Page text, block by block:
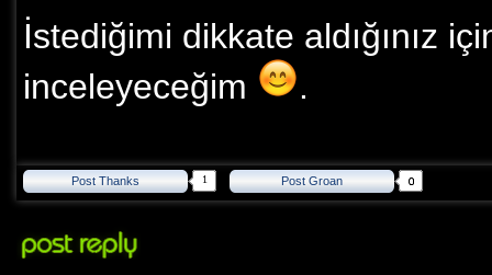
İstediğimi dikkate aldığınız
inceleyeceğim
.
Post Thanks 1 Post Groan